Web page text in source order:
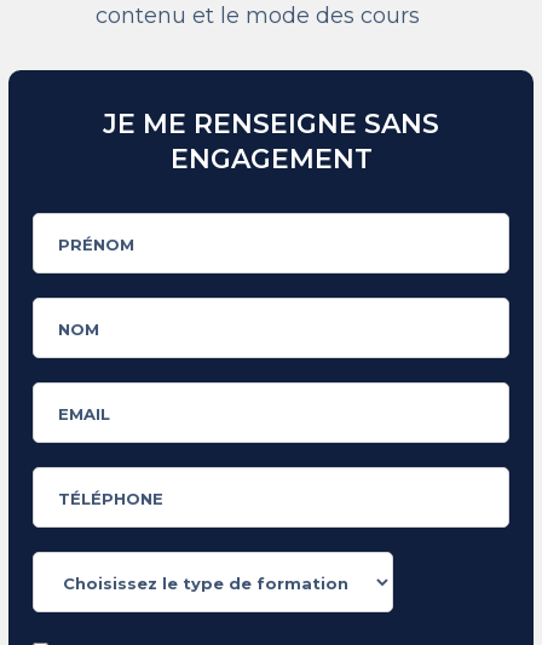
contenu et le mode des cours
JE ME RENSEIGNE SANS
ENGAGEMENT